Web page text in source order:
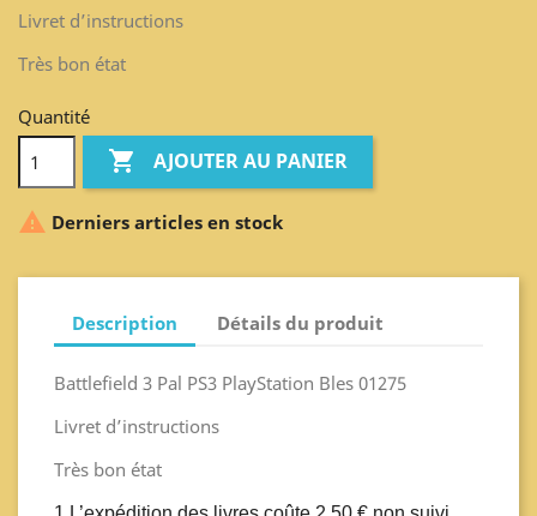
Livret d’instructions
Très bon état
Quantité
 AJOUTER AU PANIER
 Derniers articles en stock
Description Détails du produit
Battlefield 3 Pal PS3 PlayStation Bles 01275
Livret d’instructions
Très bon état